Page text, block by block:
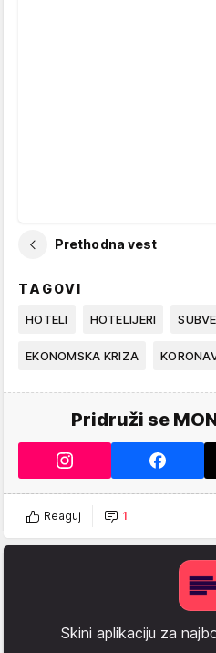
Prethodna vest
TAGOVI
HOTELI HOTELIJERI
EKONOMSKA KRIZA
Pridruži se
Reaguj 1
Skini aplikaciju za